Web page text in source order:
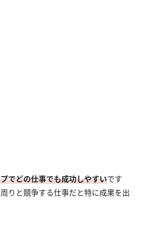
でどの仕事でも成功しやすいです
りと競争する仕事だと特に成果を出